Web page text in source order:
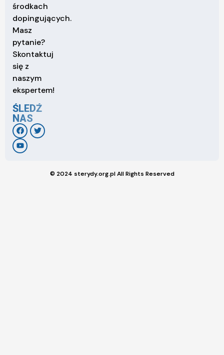
środkach
dopingujących.
Masz
pytanie?
Skontaktuj
się z
naszym
ekspertem!
ŚLEDŹ
NAS
© 2024 sterydy.org.pl All Rights Reserved